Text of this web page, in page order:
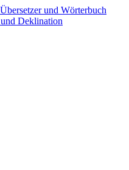
und Deklination